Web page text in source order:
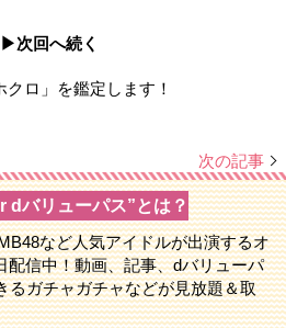
次回へ続く
クロ」を鑑定します！
次の記事
バリューパス”とは？
など人気アイドルが出演するオ
配信中！動画、記事、dバリューパ
るガチャガチャなどが見放題＆取